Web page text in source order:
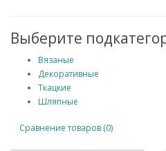
Выберите
Вязаные
Декоративные
Ткацкие
Шляпные
Сравнение товаров (0)